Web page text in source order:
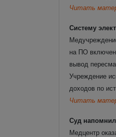
Читать
Систему
на ПО
вывод
Учреждение
доходов по
Читать
Суд
Медцентр